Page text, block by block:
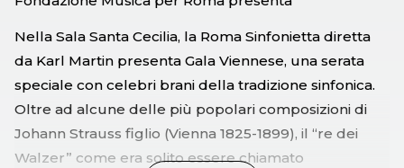
Nella Sala Santa Cecilia, la Roma Sinfonietta diretta
da Karl Martin presenta Gala Viennese, una serata
speciale con celebri brani della tradizione sinfonica.
Oltre ad alcune delle più popolari composizioni di
Johann Strauss figlio (Vienna 1825-1899), il “re dei
Walzer” come era solito essere chiamato